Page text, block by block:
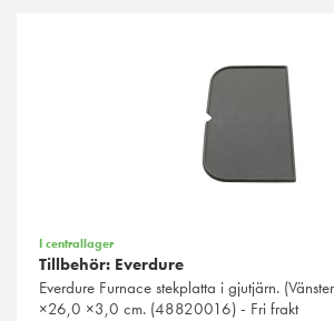
I centrallager
Tillbehör: Everdure
Everdure Furnace stekplatta i gjutjärn.
×26,0 ×3,0 cm. (48820016) - Fri frakt